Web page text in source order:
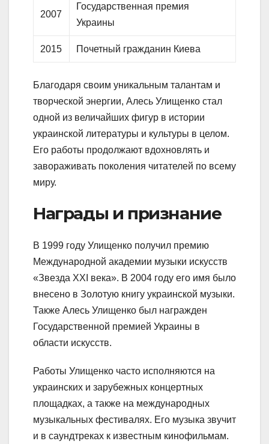
2007
Государственная премия
Украины
2015 Почетный гражданин Киева
Благодаря своим уникальным талантам и
творческой энергии, Алесь Улищенко стал
одной из величайших фигур в истории
украинской литературы и культуры в целом.
Его работы продолжают вдохновлять и
завораживать поколения читателей по всему
миру.
Награды и признание
В 1999 году Улищенко получил премию
Международной академии музыки искусств
«Звезда XXI века». В 2004 году его имя было
внесено в Золотую книгу украинской музыки.
Также Алесь Улищенко был награжден
Государственной премией Украины в
области искусств.
Работы Улищенко часто исполняются на
украинских и зарубежных концертных
площадках, а также на международных
музыкальных фестивалях. Его музыка звучит
и в саундтреках к известным кинофильмам.